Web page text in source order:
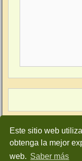
Este sitio web
obtenga la mejor
web. Saber más
Inicio Índice general
Desarrollado porphpBB